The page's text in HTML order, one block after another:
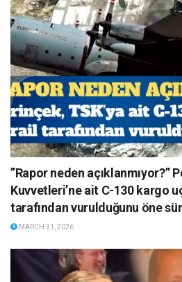
”Rapor neden açıklanmıyor?”
Kuvvetleri’ne ait C-130 kargo
tarafından vurulduğunu öne
MARCH 31, 2026